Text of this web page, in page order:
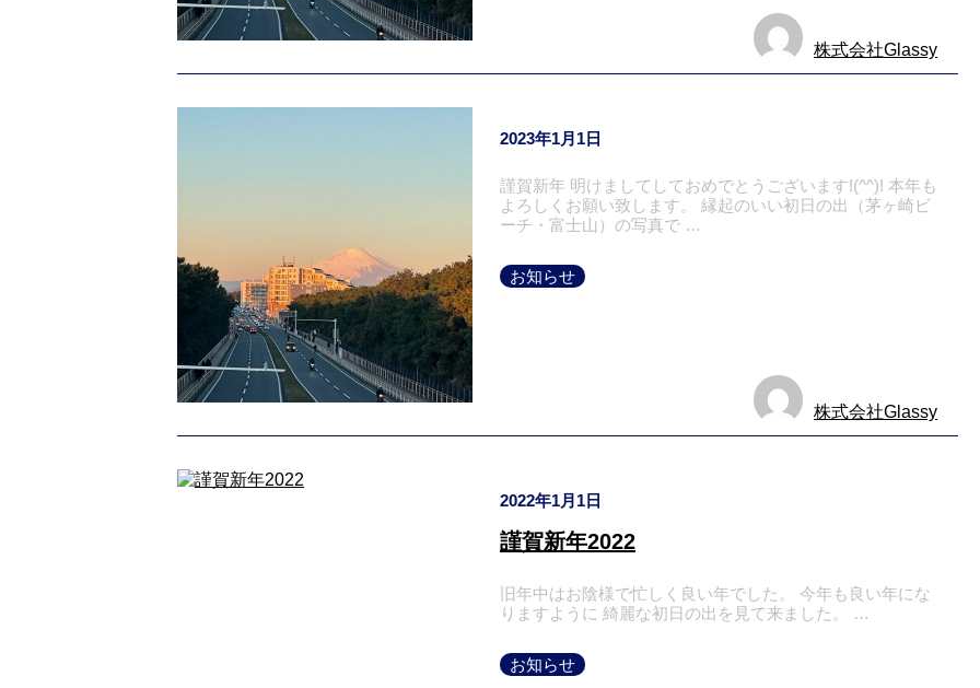
株式会社Glassy
2023年1月1日
謹賀新年 明けましてしておめでとうございます!(^^)! 本年も
よろしくお願い致します。 縁起のいい初日の出（茅ヶ崎ビ
ーチ・富士山）の写真で …
株式会社Glassy
お知らせ
2022年1月1日
謹賀新年2022
旧年中はお陰様で忙しく良い年でした。 今年も良い年にな
りますように 綺麗な初日の出を見て来ました。 …
お知らせ